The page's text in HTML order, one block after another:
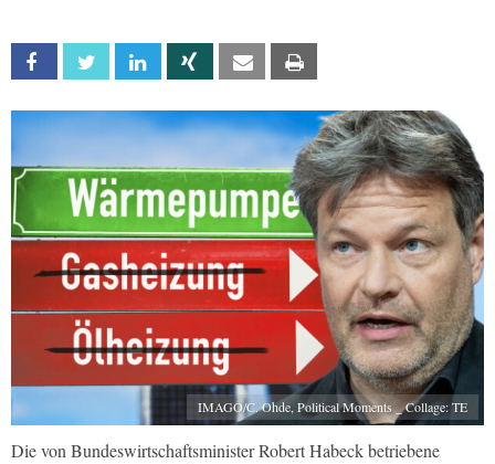
Facebook Twitter Linkedin Xing Email
IMAGO/C. Ohde, Political Moments _ Collage: TE
Die von Bundeswirtschaftsminister Robert Habeck betriebene